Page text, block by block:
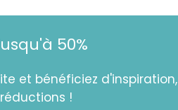
50%
et bénéficiez d'inspiration,
!